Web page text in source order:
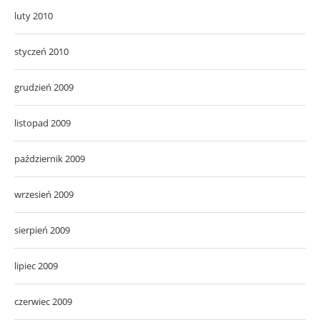
luty 2010
styczeń 2010
grudzień 2009
listopad 2009
październik 2009
wrzesień 2009
sierpień 2009
lipiec 2009
czerwiec 2009